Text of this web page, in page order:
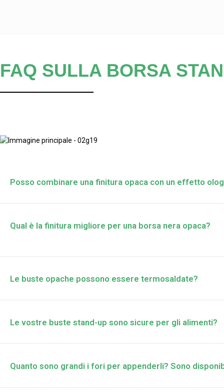
FAQ SULLA BORSA
Posso combinare una finitura opaca con un effetto
Qual è la finitura migliore per una borsa nera opaca?
Le buste opache possono essere termosaldate?
Le vostre buste stand-up sono sicure per gli alimenti?
Quanto sono grandi i fori per appenderli? Sono